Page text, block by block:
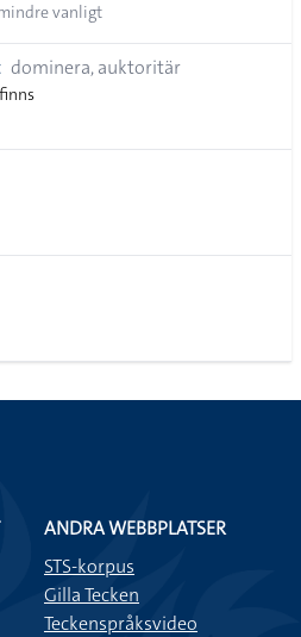
vanligt
dominera, auktoritär
ANDRA WEBBPLATSER
STS-korpus
Gilla Tecken
Teckenspråksvideo